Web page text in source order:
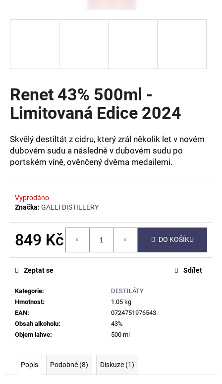
Renet 43% 500ml -
Limitovaná Edice 2024
Skvělý destiltát z cidru, který zrál několik let v novém
dubovém sudu a následně v dubovém sudu po
portském víně, ověnčený dvěma medailemi.
Vyprodáno
Značka: GALLI DISTILLERY
849 Kč DO KOŠÍKU
Kategorie:
DESTILÁTY
Hmotnost:
1.05 kg
EAN:
0724751976543
Obsah alkoholu:
43%
Objem lahve: 500 ml
Zeptat se Sdílet
Popis Podobné (8) Diskuze (1)
HLEDAT
D
o
p
u
č
e
m
LIKÉR
35%
500
569